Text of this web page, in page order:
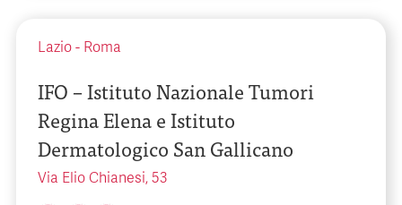
Lazio - Roma
IFO – Istituto Nazionale Tumori
Regina Elena e Istituto
Dermatologico San Gallicano
Via Elio Chianesi, 53